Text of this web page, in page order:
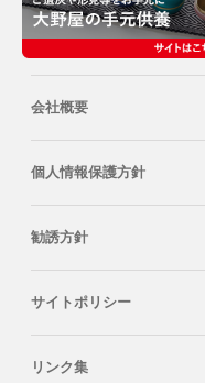
会社概要
個人情報保護方針
勧誘方針
サイトポリシー
リンク集